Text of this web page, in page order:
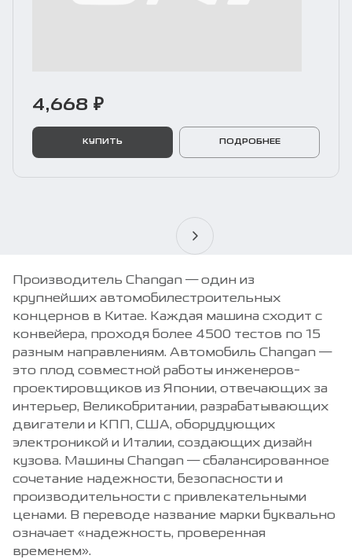
4,668 ₽
КУПИТЬ ПОДРОБНЕЕ
Производитель Changan — один из
крупнейших автомобилестроительных
концернов в Китае. Каждая машина сходит с
конвейера, проходя более 4500 тестов по 15
разным направлениям. Автомобиль Changan —
это плод совместной работы инженеров-
проектировщиков из Японии, отвечающих за
интерьер, Великобритании, разрабатывающих
двигатели и КПП, США, оборудующих
электроникой и Италии, создающих дизайн
кузова. Машины Changan — сбалансированное
сочетание надежности, безопасности и
производительности с привлекательными
ценами. В переводе название марки буквально
означает «надежность, проверенная
временем».